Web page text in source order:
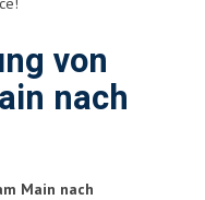
von
nach
Main nach